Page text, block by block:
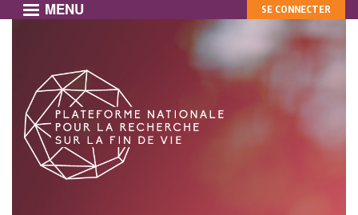
principal
MENU
MON
COMPTE
SE CONNECTER